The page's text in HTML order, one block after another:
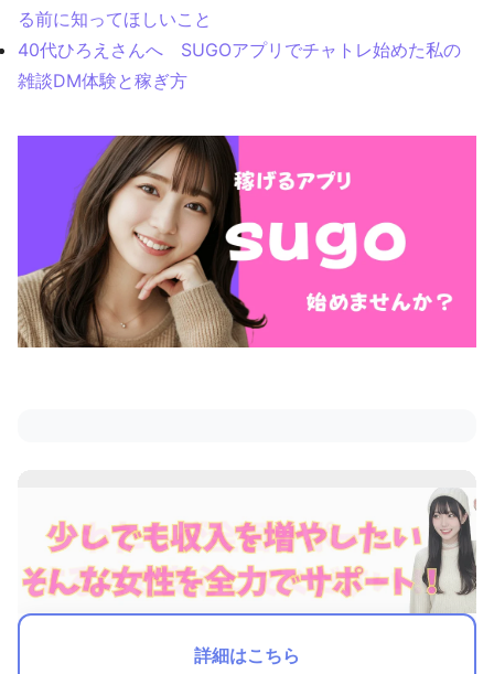
る前に知ってほしいこと
40代ひろえさんへ SUGOアプリでチャトレ始めた私の
雑談DM体験と稼ぎ方
詳細はこちら